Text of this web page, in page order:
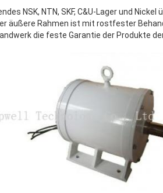
NSK, NTN, SKF, C&U-Lager und
äußere Rahmen ist mit rostfester
die feste Garantie der Produkte